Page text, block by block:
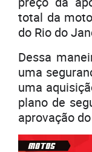
total da
do Rio do
Dessa
uma
uma
plano de
aprovação